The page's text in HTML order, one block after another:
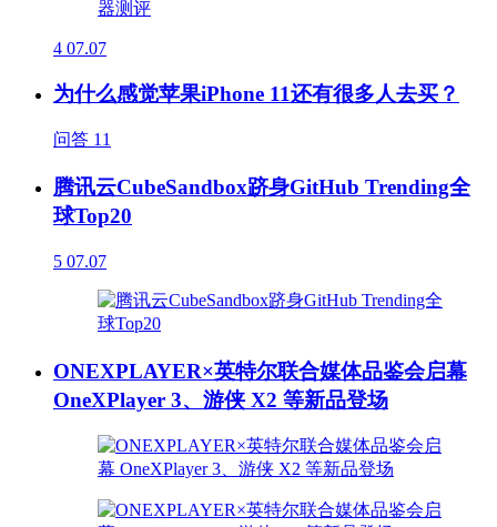
4 07.07
为什么感觉苹果iPhone 11还有很多人去买？
问答 11
腾讯云CubeSandbox跻身GitHub Trending全
球Top20
5 07.07
ONEXPLAYER×英特尔联合媒体品鉴会启幕
OneXPlayer 3、游侠 X2 等新品登场